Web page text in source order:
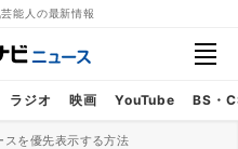
能人の最新情報
ラジオ 映画 YouTube BS・
を優先表示する方法